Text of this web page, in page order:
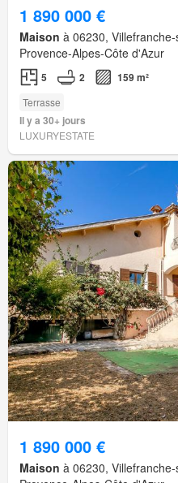
1 890 000 €
Maison à 06230,
Provence-Alpes-Côte d'Azur
5 2 159 m²
Terrasse
Il y a 30+ jours
LUXURYESTATE
1 890 000 €
Maison à 06230,